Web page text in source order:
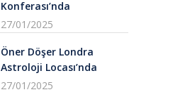
Konferası’nda
27/01/2025
Öner Döşer Londra
Astroloji Locası’nda
27/01/2025